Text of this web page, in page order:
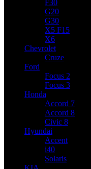
F30
G20
G30
X5 F15
X6
Chevrolet
Cruze
Ford
Focus 2
Focus 3
Honda
Accord 7
Accord 8
Civic 8
Hyundai
Accent
i40
Solaris